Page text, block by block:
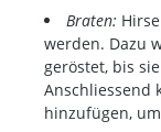
Braten:
werden. Dazu
geröstet, bis
Anschliessend
hinzufügen,